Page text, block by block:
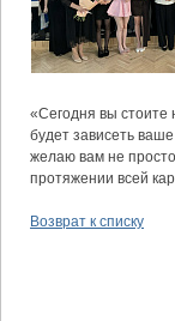
«Сегодня вы стоите
будет зависеть
желаю вам не
протяжении всей
Возврат к списку